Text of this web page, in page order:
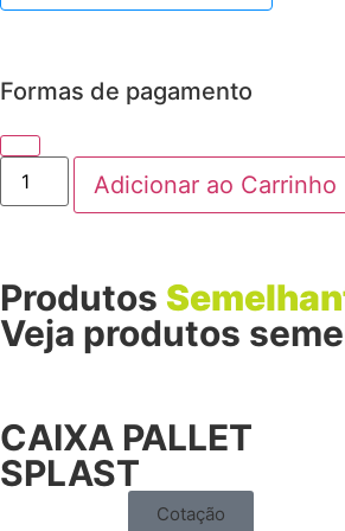
Formas de pagamento
Produtos
Veja produtos
CAIXA PALLET
SPLAST
Cotação